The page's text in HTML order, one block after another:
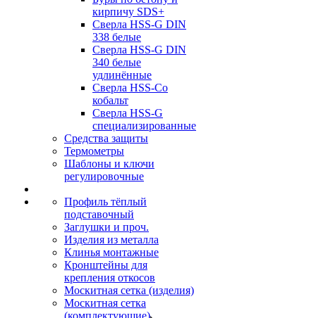
кирпичу SDS+
Сверла HSS-G DIN
338 белые
Сверла HSS-G DIN
340 белые
удлинённые
Сверла HSS-Co
кобальт
Сверла HSS-G
специализированные
Средства защиты
Термометры
Шаблоны и ключи
регулировочные
Профиль тёплый
подставочный
Заглушки и проч.
Изделия из металла
Клинья монтажные
Кронштейны для
крепления откосов
Москитная сетка (изделия)
Москитная сетка
(комплектующие)